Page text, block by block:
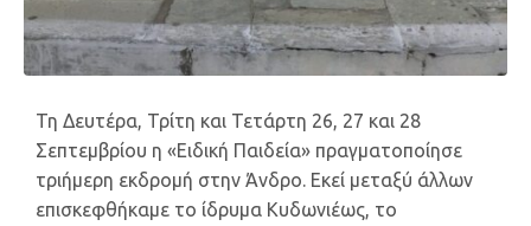
Τη Δευτέρα, Τρίτη και Τετάρτη 26, 27 και 28
Σεπτεμβρίου η «Ειδική Παιδεία» πραγματοποίησε
τριήμερη εκδρομή στην Άνδρο. Εκεί μεταξύ άλλων
επισκεφθήκαμε το ίδρυμα Κυδωνιέως, το